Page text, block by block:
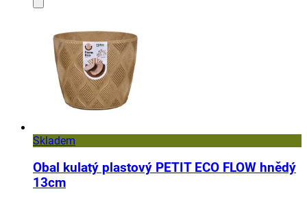
Skladem
Obal kulatý plastový PETIT ECO FLOW hnědý
13cm